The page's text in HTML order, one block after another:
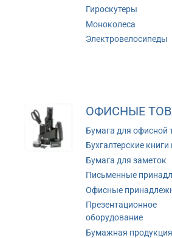
Гироскутеры
Моноколеса
Электровелосипеды
ОФИСНЫЕ
Бумага для офисной
Бухгалтерские
Бумага для заметок
Письменные
Офисные
Презентационное
оборудование
Бумажная